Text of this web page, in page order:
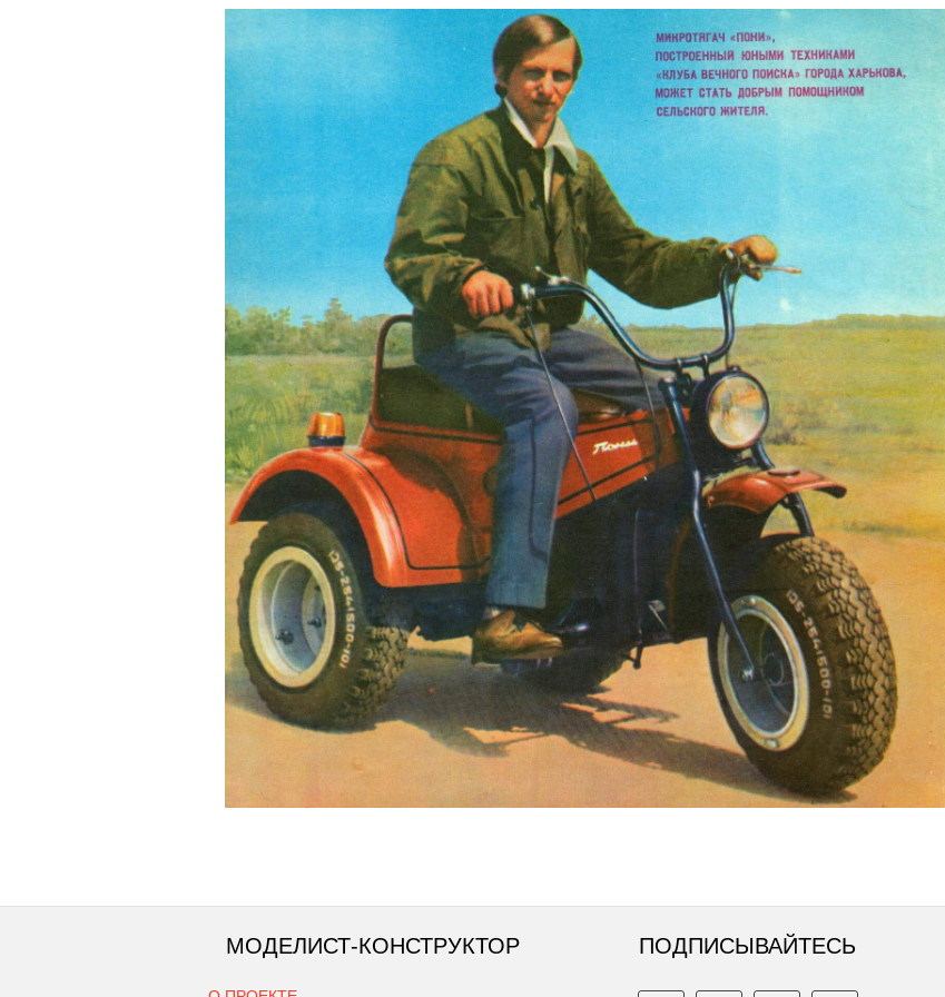
МОДЕЛИСТ-КОНСТРУКТОР ПОДПИСЫВАЙТЕСЬ